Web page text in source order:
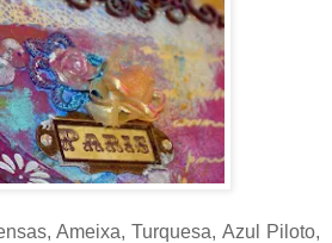
Ameixa, Turquesa, Azul Piloto,